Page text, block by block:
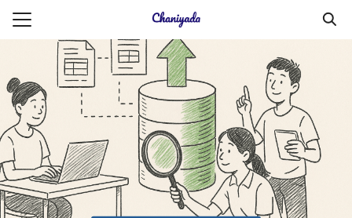
Skip
ยความเป็นส่วนตัว
ญชี (Accounting service)
ญชี (Accounting